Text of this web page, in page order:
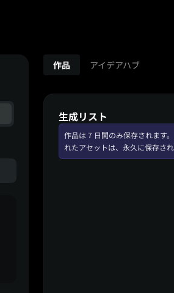
作品 アイデアハブ
生成リスト
作品は 7 日間のみ保存されます
れたアセットは、永久に保存され